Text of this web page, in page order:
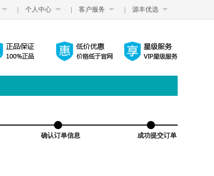
| 个人中心 | 客户服务 | 源丰优选
确认订单信息 成功提交订单